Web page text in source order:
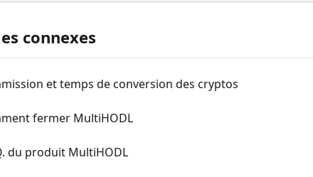
connexes
et temps de conversion des cryptos
fermer MultiHODL
du produit MultiHODL